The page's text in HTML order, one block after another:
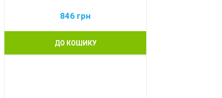
846 грн
ДО КОШИКУ